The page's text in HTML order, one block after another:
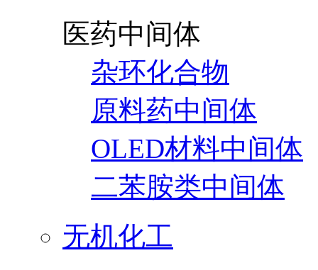
医药中间体
杂环化合物
原料药中间体
OLED材料中间体
二苯胺类中间体
无机化工